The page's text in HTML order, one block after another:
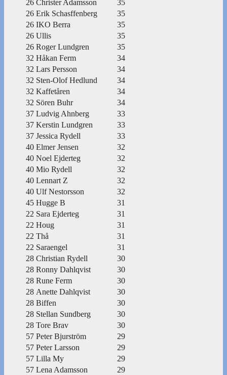
26 Christer Adamsson
35
26 Erik Schasffenberg
35
26 IKO Berra
35
26 Ullis
35
26 Roger Lundgren
35
32 Håkan Ferm
34
32 Lars Persson
34
32 Sten-Olof Hedlund
34
32 Kaffetåren
34
32 Sören Buhr
34
37 Ludvig Ahnberg
33
37 Kerstin Lundgren
33
37 Jessica Rydell
33
40 Elmer Jensen
32
40 Noel Ejderteg
32
40 Mio Rydell
32
40 Lennart Z
32
40 Ulf Nestorsson
32
45 Hugge B
31
22 Sara Ejderteg
31
22 Houg
31
22 Thå
31
22 Saraengel
31
28 Christian Rydell
30
28 Ronny Dahlqvist
30
28 Rune Ferm
30
28 Anette Dahlqvist
30
28 Biffen
30
28 Stellan Sundberg
30
28 Tore Brav
30
57 Peter Bjurström
29
57 Peter Larsson
29
57 Lilla My
29
57 Lena Adamsson
29